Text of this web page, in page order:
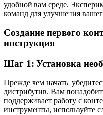
удобной вам среде.
команд для улучшения
Создание первого
инструкция
Шаг 1: Установка
Прежде чем начать,
дистрибутив. Вам
поддерживает работу с
инструменты, используйте